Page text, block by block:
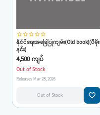
star_borderstar_borderstar_borderstar_borderstar_border
နိုင်ငံရေးအခြေပြုကျမ်း(Old book)(ပီမိုး
နင်း)
4,500 ကျပ်
Out of Stock
Releases Mar 28, 2026
Out of Stock favorite_border